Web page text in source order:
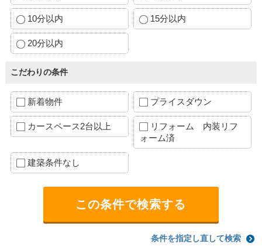
10分以内 15分以内
20分以内
こだわりの条件
新着物件 プライスダウン
カースペース2台以上
リフォーム 内装リフ
ォーム済
建築条件なし
条件を指定し直して検索